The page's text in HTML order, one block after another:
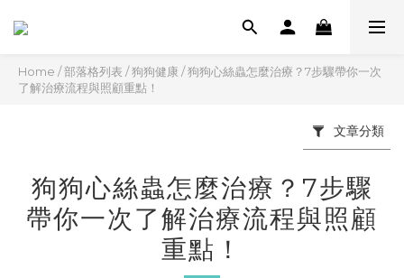
Home /部落格列表 /狗狗健康 /狗狗心絲蟲怎麼治療？7步驟帶你一次
了解治療流程與照顧重點！
文章分類
狗狗心絲蟲怎麼治療？7步驟
帶你一次了解治療流程與照顧
重點！